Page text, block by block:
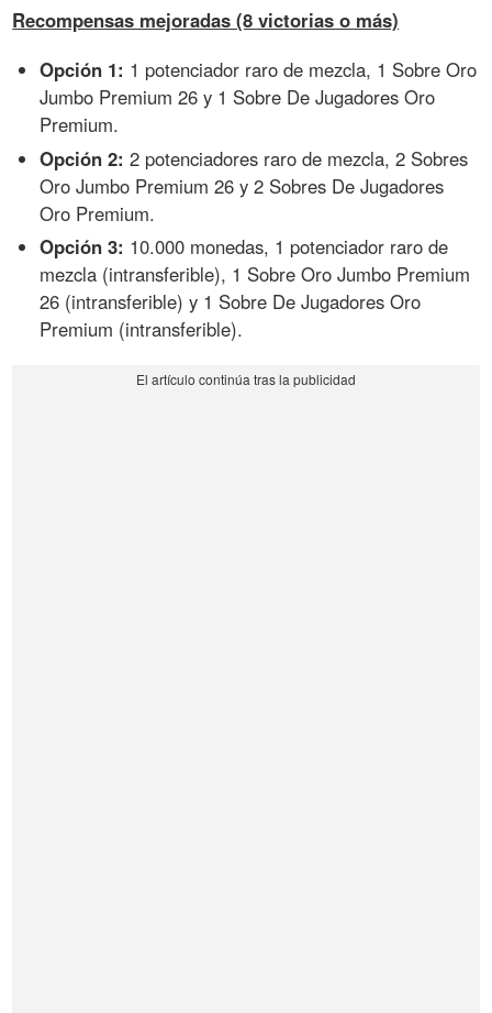
Recompensas mejoradas (8 victorias o más)
Opción 1: 1 potenciador raro de mezcla, 1 Sobre Oro
Jumbo Premium 26 y 1 Sobre De Jugadores Oro
Premium.
Opción 2: 2 potenciadores raro de mezcla, 2 Sobres
Oro Jumbo Premium 26 y 2 Sobres De Jugadores
Oro Premium.
Opción 3: 10.000 monedas, 1 potenciador raro de
mezcla (intransferible), 1 Sobre Oro Jumbo Premium
26 (intransferible) y 1 Sobre De Jugadores Oro
Premium (intransferible).